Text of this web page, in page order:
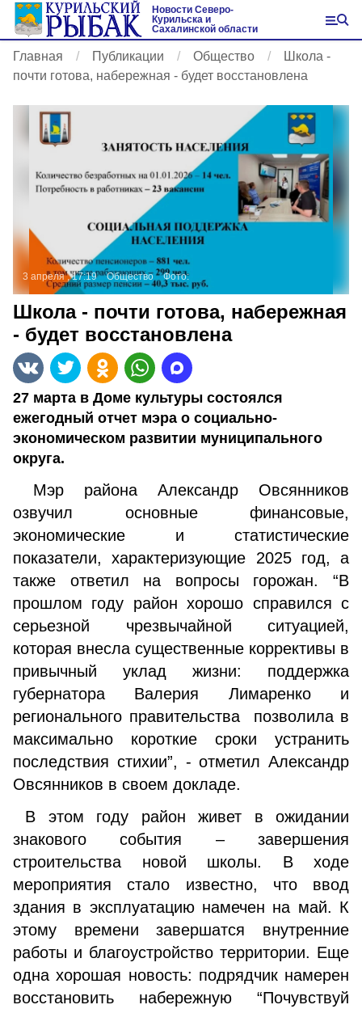
Новости Северо-
Курильска и
Сахалинской области
Главная Публикации Общество
Школа -
почти готова, набережная - будет восстановлена
3 апреля , 17:19 Общество Фото:
Школа - почти готова, набережная
- будет восстановлена
27 марта в Доме культуры состоялся
ежегодный отчет мэра о социально-
экономическом развитии муниципального
округа.
Мэр района Александр Овсянников
озвучил основные финансовые,
экономические и статистические
показатели, характеризующие 2025 год, а
также ответил на вопросы горожан. “В
прошлом году район хорошо справился с
серьезной чрезвычайной ситуацией,
которая внесла существенные коррективы в
привычный уклад жизни: поддержка
губернатора Валерия Лимаренко и
регионального правительства позволила в
максимально короткие сроки устранить
последствия стихии”, - отметил Александр
Овсянников в своем докладе.
В этом году район живет в ожидании
знакового события – завершения
строительства новой школы. В ходе
мероприятия стало известно, что ввод
здания в эксплуатацию намечен на май. К
этому времени завершатся внутренние
работы и благоустройство территории. Еще
одна хорошая новость: подрядчик намерен
восстановить набережную “Почувствуй